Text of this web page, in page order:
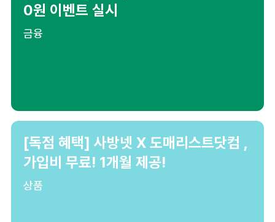
0원 이벤트 실시
금융
[독점 혜택] 사방넷 X 도매리스트닷컴 ,
가입비 무료! 1개월 제공!
상품